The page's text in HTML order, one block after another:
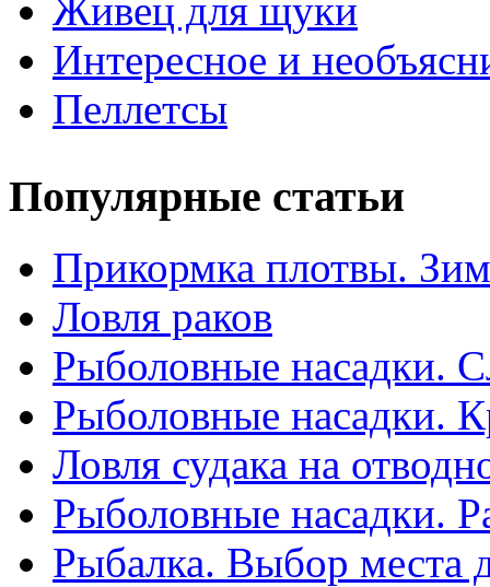
Живец для щуки
Интересное и
Пеллетсы
Популярные статьи
Прикормка плотвы.
Ловля раков
Рыболовные насадки.
Рыболовные насадки.
Ловля судака на
Рыболовные насадки.
Рыбалка. Выбор места